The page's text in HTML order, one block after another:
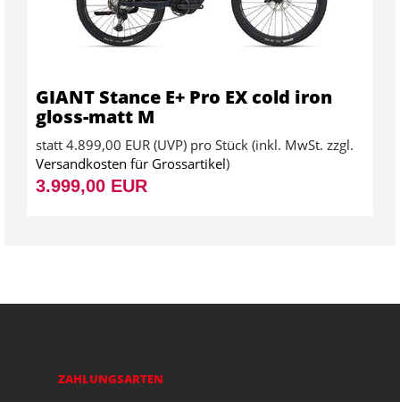
GIANT Stance E+ Pro EX cold iron
gloss-matt M
statt 4.899,00 EUR (UVP) pro Stück (inkl. MwSt. zzgl.
Versandkosten für Grossartikel)
3.999,00 EUR
ZAHLUNGSARTEN